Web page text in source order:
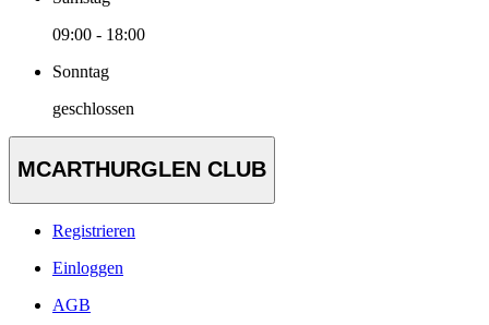
09:00 - 18:00
Sonntag
geschlossen
MCARTHURGLEN CLUB
Registrieren
Einloggen
AGB